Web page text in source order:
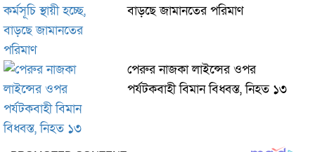
বাড়ছে জামানতের পরিমাণ
পেরুর নাজকা লাইন্সের ওপর
পর্যটকবাহী বিমান বিধ্বস্ত, নিহত ১৩